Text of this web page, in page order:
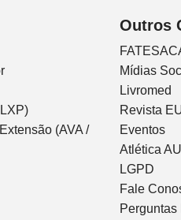
(AVA /
Outros
Mídias
Livromed
Revista
Eventos
Atlética
LGPD
Fale
Perguntas